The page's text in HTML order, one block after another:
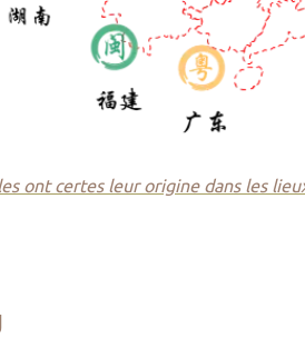
ont certes leur origine dans les